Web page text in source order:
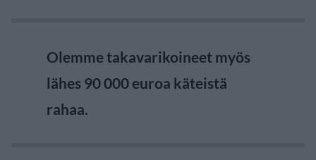
Olemme takavarikoineet myös
lähes 90 000 euroa käteistä
rahaa.